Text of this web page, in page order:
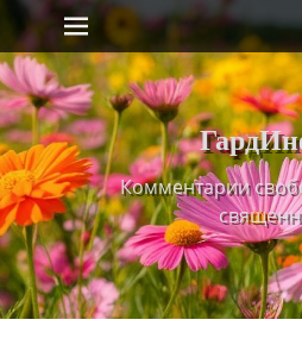
Skip
content
Primary Menu
Комментарии